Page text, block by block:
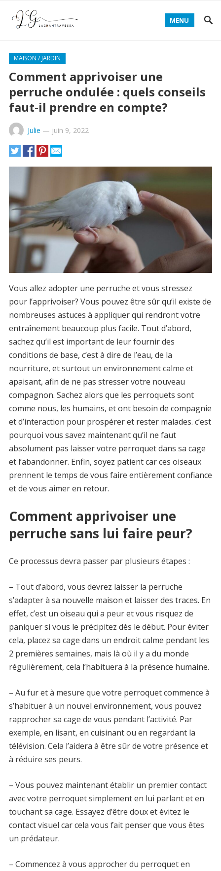
MENU
MAISON / JARDIN
Comment apprivoiser une
perruche ondulée : quels conseils
faut-il prendre en compte?
Julie — juin 9, 2022
Vous allez adopter une perruche et vous stressez
pour l’apprivoiser? Vous pouvez être sûr qu’il existe de
nombreuses astuces à appliquer qui rendront votre
entraînement beaucoup plus facile. Tout d’abord,
sachez qu’il est important de leur fournir des
conditions de base, c’est à dire de l’eau, de la
nourriture, et surtout un environnement calme et
apaisant, afin de ne pas stresser votre nouveau
compagnon. Sachez alors que les perroquets sont
comme nous, les humains, et ont besoin de compagnie
et d’interaction pour prospérer et rester malades. c’est
pourquoi vous savez maintenant qu’il ne faut
absolument pas laisser votre perroquet dans sa cage
et l’abandonner. Enfin, soyez patient car ces oiseaux
prennent le temps de vous faire entièrement confiance
et de vous aimer en retour.
Comment apprivoiser une
perruche sans lui faire peur?
Ce processus devra passer par plusieurs étapes :
– Tout d’abord, vous devrez laisser la perruche
s’adapter à sa nouvelle maison et laisser des traces. En
effet, c’est un oiseau qui a peur et vous risquez de
paniquer si vous le précipitez dès le début. Pour éviter
cela, placez sa cage dans un endroit calme pendant les
2 premières semaines, mais là où il y a du monde
régulièrement, cela l’habituera à la présence humaine.
– Au fur et à mesure que votre perroquet commence à
s’habituer à un nouvel environnement, vous pouvez
rapprocher sa cage de vous pendant l’activité. Par
exemple, en lisant, en cuisinant ou en regardant la
télévision. Cela l’aidera à être sûr de votre présence et
à réduire ses peurs.
– Vous pouvez maintenant établir un premier contact
avec votre perroquet simplement en lui parlant et en
touchant sa cage. Essayez d’être doux et évitez le
contact visuel car cela vous fait penser que vous êtes
un prédateur.
– Commencez à vous approcher du perroquet en